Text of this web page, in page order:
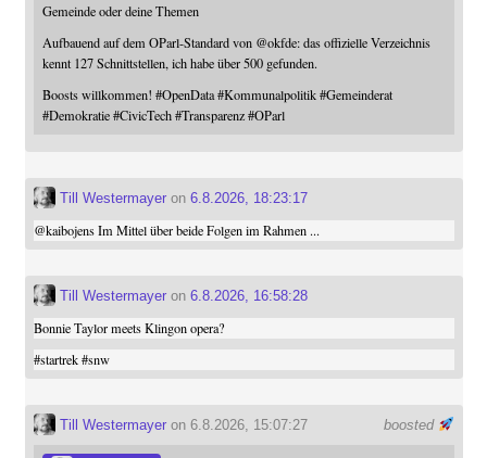
Gemeinde oder deine Themen
Aufbauend auf dem OParl-Standard von @okfde: das offizielle Verzeichnis
kennt 127 Schnittstellen, ich habe über 500 gefunden.
Boosts willkommen! #OpenData #Kommunalpolitik #Gemeinderat
#Demokratie #CivicTech #Transparenz #OParl
Till Westermayeron 6.8.2026, 18:23:17
@kaibojensIm Mittel über beide Folgen im Rahmen ...
Till Westermayeron 6.8.2026, 16:58:28
Bonnie Taylor meets Klingon opera?
#startrek #snw
boosted
Till Westermayeron 6.8.2026, 15:07:27